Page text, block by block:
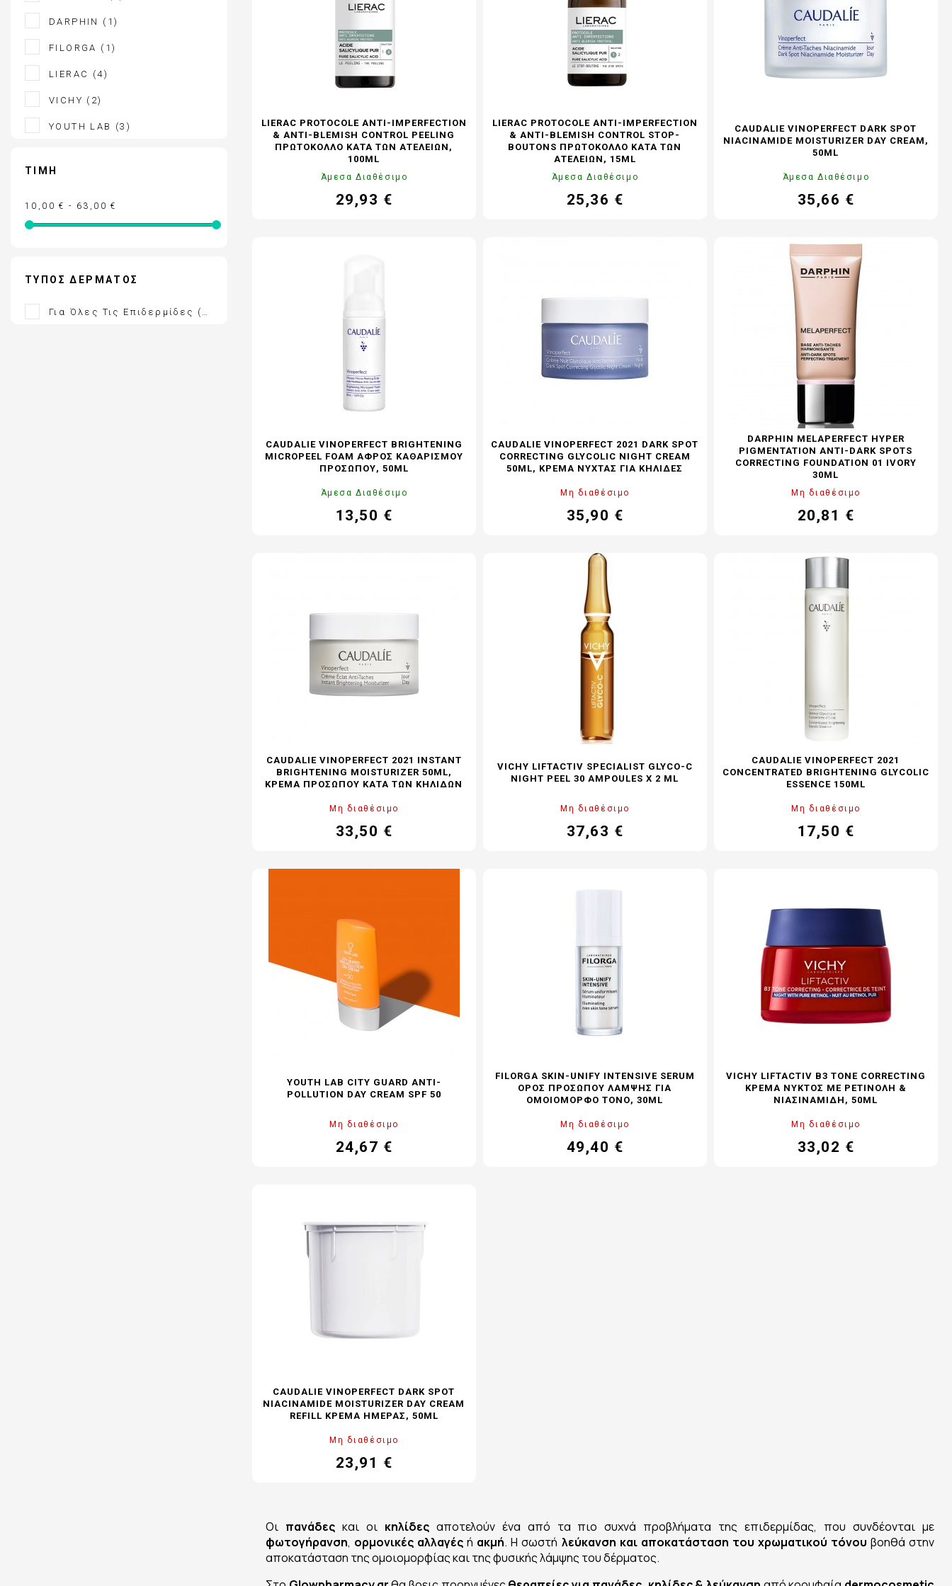
ΕΝΤΟΜΟΑΠΩΘΗΤΙΚΑ
FREZYDERM ΑΔΥΝΑΤΙΣΜΑ
DARPHIN (1)
FILORGA (1)
LIERAC (4)
VICHY (2)
YOUTH LAB (3)
ΤΙΜΉ
10,00 € - 63,00 €
ΤΎΠΟΣ ΔΈΡΜΑΤΟΣ
Για Όλες Τις Επιδερμίδες (2)
LIERAC PROTOCOLE ANTI-IMPERFECTION
& ANTI-BLEMISH CONTROL PEELING
ΠΡΩΤΌΚΟΛΛΟ ΚΑΤΆ ΤΩΝ ΑΤΕΛΕΙΏΝ,
100ML
Άμεσα Διαθέσιμο
Τιμή
29,93 €
LIERAC PROTOCOLE ANTI-IMPERFECTION
& ANTI-BLEMISH CONTROL STOP-
BOUTONS ΠΡΩΤΌΚΟΛΛΟ ΚΑΤΆ ΤΩΝ
ΑΤΕΛΕΙΏΝ, 15ML
Άμεσα Διαθέσιμο
Τιμή
25,36 €
CAUDALIE VINOPERFECT DARK SPOT
NIACINAMIDE MOISTURIZER DAY CREAM,
50ML
Άμεσα Διαθέσιμο
Τιμή
35,66 €
CAUDALIE VINOPERFECT BRIGHTENING
MICROPEEL FOAM ΑΦΡΌΣ ΚΑΘΑΡΙΣΜΟΎ
ΠΡΟΣΏΠΟΥ, 50ML
Άμεσα Διαθέσιμο
Τιμή
13,50 €
CAUDALIE VINOPERFECT 2021 DARK SPOT
CORRECTING GLYCOLIC NIGHT CREAM
50ML, ΚΡΈΜΑ ΝΎΧΤΑΣ ΓΙΑ ΚΗΛΊΔΕΣ
Μη διαθέσιμο
Τιμή
35,90 €
DARPHIN MELAPERFECT HYPER
PIGMENTATION ANTI-DARK SPOTS
CORRECTING FOUNDATION 01 IVORY
30ML
Μη διαθέσιμο
Τιμή
20,81 €
CAUDALIE VINOPERFECT 2021 INSTANT
BRIGHTENING MOISTURIZER 50ML,
ΚΡΈΜΑ ΠΡΟΣΏΠΟΥ ΚΑΤΆ ΤΩΝ ΚΗΛΊΔΩΝ
Μη διαθέσιμο
Τιμή
33,50 €
VICHY LIFTACTIV SPECIALIST GLYCO-C
NIGHT PEEL 30 AMPOULES X 2 ML
Μη διαθέσιμο
Τιμή
37,63 €
CAUDALIE VINOPERFECT 2021
CONCENTRATED BRIGHTENING GLYCOLIC
ESSENCE 150ML
Μη διαθέσιμο
Τιμή
17,50 €
YOUTH LAB CITY GUARD ANTI-
POLLUTION DAY CREAM SPF 50
Μη διαθέσιμο
Τιμή
24,67 €
FILORGA SKIN-UNIFY INTENSIVE SERUM
ΟΡΌΣ ΠΡΟΣΏΠΟΥ ΛΆΜΨΗΣ ΓΙΑ
ΟΜΟΙΌΜΟΡΦΟ ΤΌΝΟ, 30ML
Μη διαθέσιμο
Τιμή
49,40 €
VICHY LIFTACTIV B3 ΤONE CORRECTING
ΚΡΈΜΑ ΝΥΚΤΌΣ ΜΕ ΡΕΤΙΝΌΛΗ &
ΝΙΑΣΙΝΑΜΊΔΗ, 50ML
Μη διαθέσιμο
Τιμή
33,02 €
CAUDALIE VINOPERFECT DARK SPOT
NIACINAMIDE MOISTURIZER DAY CREAM
REFILL ΚΡΈΜΑ ΗΜΈΡΑΣ, 50ML
Μη διαθέσιμο
Τιμή
23,91 €
Οι πανάδεςκαι οι κηλίδεςαποτελούν ένα από τα πιο συχνά προβλήματα της επιδερμίδας, που συνδέονται με
φωτογήρανση, ορμονικές αλλαγές ή ακμή. Η σωστή λεύκανση και αποκατάσταση του χρωματικού τόνου βοηθά στην
αποκατάσταση της ομοιομορφίας και της φυσικής λάμψης του δέρματος.